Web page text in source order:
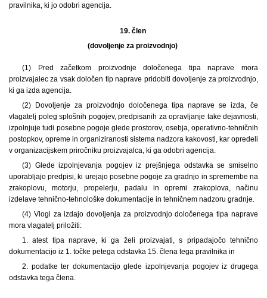
pravilnika, ki jo odobri agencija.
19. člen
(dovoljenje za proizvodnjo)
(1) Pred začetkom proizvodnje določenega tipa naprave mora
proizvajalec za vsak določen tip naprave pridobiti dovoljenje za proizvodnjo,
ki ga izda agencija.
(2) Dovoljenje za proizvodnjo določenega tipa naprave se izda, če
vlagatelj poleg splošnih pogojev, predpisanih za opravljanje take dejavnosti,
izpolnjuje tudi posebne pogoje glede prostorov, osebja, operativno-tehničnih
postopkov, opreme in organiziranosti sistema nadzora kakovosti, kar opredeli
v organizacijskem priročniku proizvajalca, ki ga odobri agencija.
(3) Glede izpolnjevanja pogojev iz prejšnjega odstavka se smiselno
uporabljajo predpisi, ki urejajo posebne pogoje za gradnjo in spremembe na
zrakoplovu, motorju, propelerju, padalu in opremi zrakoplova, načinu
izdelave tehnično-tehnološke dokumentacije in tehničnem nadzoru gradnje.
(4) Vlogi za izdajo dovoljenja za proizvodnjo določenega tipa naprave
mora vlagatelj priložiti:
1. atest tipa naprave, ki ga želi proizvajati, s pripadajočo tehnično
dokumentacijo iz 1. točke petega odstavka 15. člena tega pravilnika in
2. podatke ter dokumentacijo glede izpolnjevanja pogojev iz drugega
odstavka tega člena.